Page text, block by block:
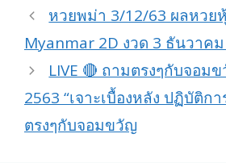
หวยพม่า 3/12/63 ผลหวย
Myanmar 2D งวด 3 ธันวาค
LIVE 🔴 ถามตรงๆกับจอม
2563 “เจาะเบื้องหลัง ปฏิบัติก
ตรงๆกับจอมขวัญ